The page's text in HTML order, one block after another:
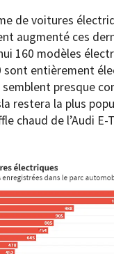
de voitures
augmenté ces
160 modèles
sont entièrement
presque
restera la plus
chaud de l’Audi E-